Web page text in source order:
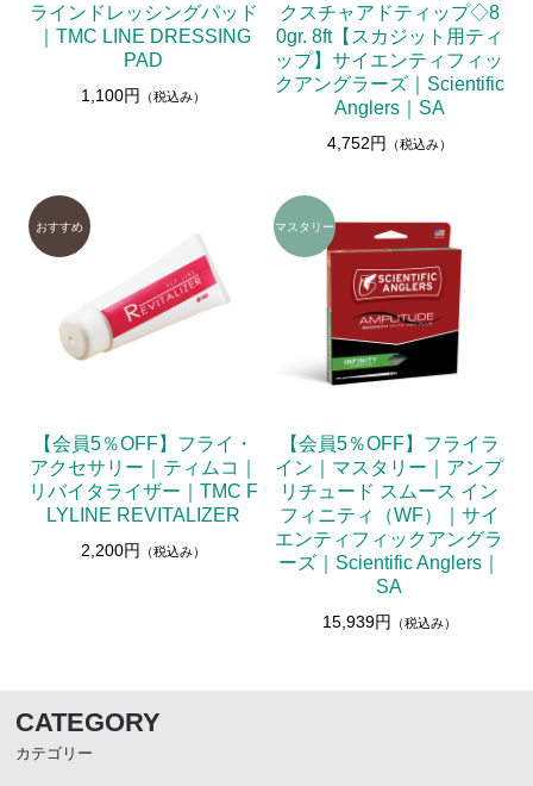
ラインドレッシングパッド
｜TMC LINE DRESSING
PAD
1,100円 （税込み）
クスチャアドティップ◇8
0gr. 8ft【スカジット用ティ
ップ】サイエンティフィッ
クアングラーズ｜Scientific
Anglers｜SA
4,752円 （税込み）
【会員5％OFF】フライ・
アクセサリー｜ティムコ｜
リバイタライザー｜TMC F
LYLINE REVITALIZER
2,200円 （税込み）
【会員5％OFF】フライラ
イン｜マスタリー｜アンプ
リチュード スムース イン
フィニティ（WF）｜サイ
エンティフィックアングラ
ーズ｜Scientific Anglers｜
SA
15,939円 （税込み）
CATEGORY
カテゴリー